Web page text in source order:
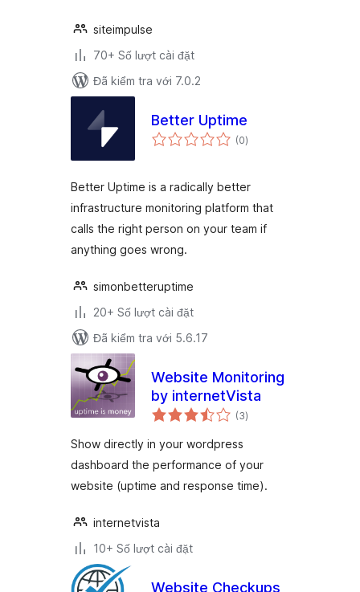
siteimpulse
70+ Số lượt cài đặt
Đã kiểm tra với 7.0.2
Better Uptime
(0tổng
đánh
)
Better Uptime is a radically better
infrastructure monitoring platform that
calls the right person on your team if
anything goes wrong.
simonbetteruptime
20+ Số lượt cài đặt
Đã kiểm tra với 5.6.17
Website Monitoring
by internetVista
(3tổng
đánh
)
Show directly in your wordpress
dashboard the performance of your
website (uptime and response time).
internetvista
10+ Số lượt cài đặt
Website Checkups